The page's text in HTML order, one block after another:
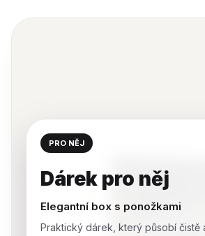
PRO NĚJ
Dárek pro něj
Elegantní box s ponožkami
Praktický dárek, který působí čistě